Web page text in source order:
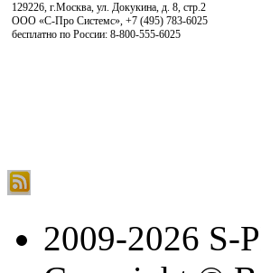
129226, г.Москва, ул. Докукина, д. 8, стр.2
ООО «С-Про Системс», +7 (495) 783-6025
бесплатно по России: 8-800-555-6025
2009-2026 S-